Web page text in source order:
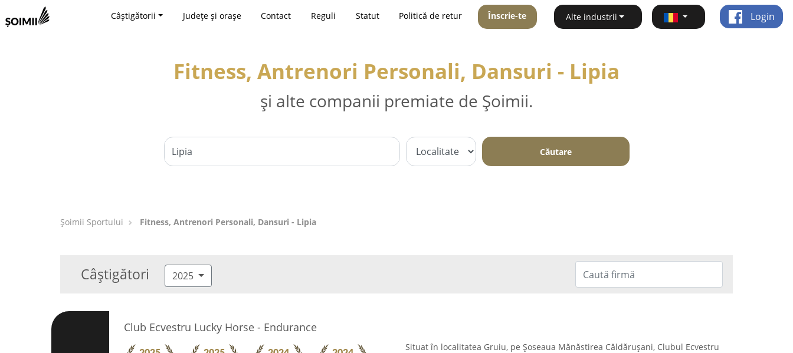
Câștigătorii Județe și orașe Contact Reguli Statut Politică de retur Înscrie-te Alte industrii Login
Fitness, Antrenori Personali, Dansuri - Lipia
și alte companii premiate de Șoimii.
Căutare
Șoimii Sportului Fitness, Antrenori Personali, Dansuri - Lipia
Câștigători 2025
Club Ecvestru Lucky Horse - Endurance
Situat în localitatea Gruiu, pe Șoseaua Mănăstirea Căldărușani, Clubul Ecvestru